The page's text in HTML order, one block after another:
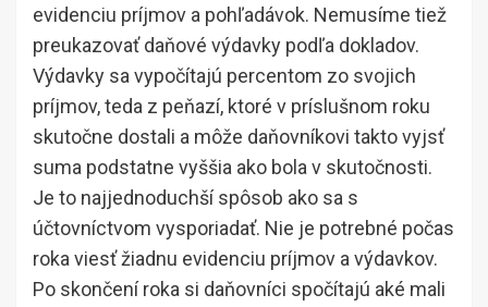
evidenciu príjmov a pohľadávok. Nemusíme tiež
preukazovať daňové výdavky podľa dokladov.
Výdavky sa vypočítajú percentom zo svojich
príjmov, teda z peňazí, ktoré v príslušnom roku
skutočne dostali a môže daňovníkovi takto vyjsť
suma podstatne vyššia ako bola v skutočnosti.
Je to najjednoduchší spôsob ako sa s
účtovníctvom vysporiadať. Nie je potrebné počas
roka viesť žiadnu evidenciu príjmov a výdavkov.
Po skončení roka si daňovníci spočítajú aké mali